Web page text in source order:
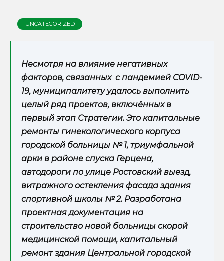
UNCATEGORIZED
Несмотря на влияние негативных
факторов, связанных с пандемией COVID-
19, муниципалитету удалось выполнить
целый ряд проектов, включённых в
первый этап Стратегии. Это капитальные
ремонты гинекологического корпуса
городской больницы № 1, триумфальной
арки в районе спуска Герцена,
автодороги по улице Ростовский выезд,
витражного остекления фасада здания
спортивной школы № 2. Разработана
проектная документация на
строительство новой больницы скорой
медицинской помощи, капитальный
ремонт здания Центральной городской